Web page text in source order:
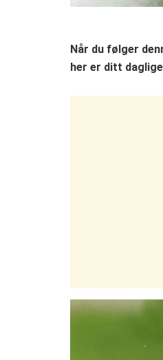
Når du følger
her er ditt